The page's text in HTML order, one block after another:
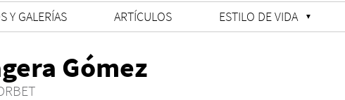
Y GALERÍAS ARTÍCULOS ESTILO DE VIDA
Gómez